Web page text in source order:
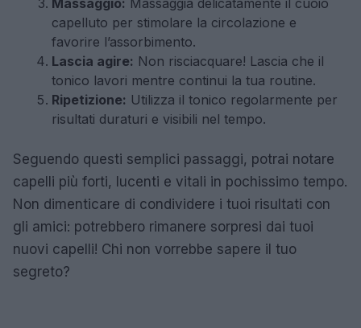
capelluto per stimolare la circolazione e
favorire l’assorbimento.
Lascia agire: Non risciacquare! Lascia che il
tonico lavori mentre continui la tua routine.
Ripetizione: Utilizza il tonico regolarmente per
risultati duraturi e visibili nel tempo.
Seguendo questi semplici passaggi, potrai notare
capelli più forti, lucenti e vitali in pochissimo tempo.
Non dimenticare di condividere i tuoi risultati con
gli amici: potrebbero rimanere sorpresi dai tuoi
nuovi capelli! Chi non vorrebbe sapere il tuo
segreto?